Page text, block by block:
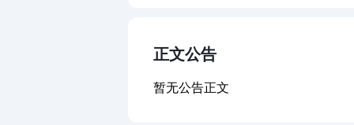
正文公告
暂无公告正文